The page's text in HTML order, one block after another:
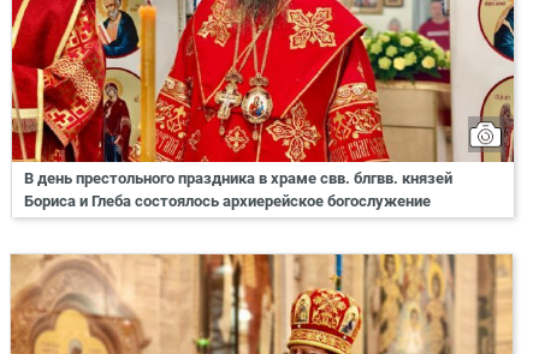
В день престольного праздника в храме свв. блгвв. князей
Бориса и Глеба состоялось архиерейское богослужение